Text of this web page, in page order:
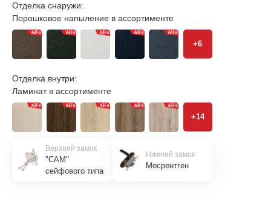
Отделка снаружи:
Порошковое напыление в ассортименте
+6
Отделка внутри:
Ламинат в ассортименте
+14
Верхний замок
"САМ"
сейфового типа
Нижний замок
Мосрентген